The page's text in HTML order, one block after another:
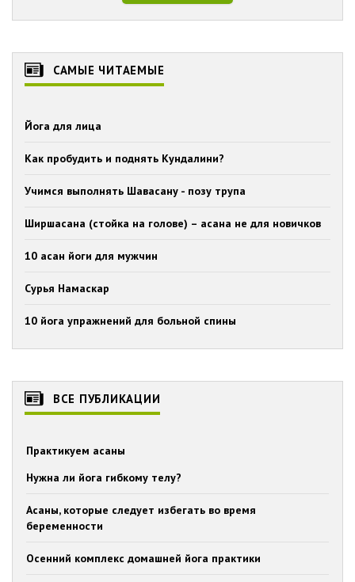
САМЫЕ ЧИТАЕМЫЕ
Йога для лица
Как пробудить и поднять Кундалини?
Учимся выполнять Шавасану - позу трупа
Ширшасана (стойка на голове) – асана не для новичков
10 асан йоги для мужчин
Сурья Намаскар
10 йога упражнений для больной спины
ВСЕ ПУБЛИКАЦИИ
Практикуем асаны
Нужна ли йога гибкому телу?
Асаны, которые следует избегать во время
беременности
Осенний комплекс домашней йога практики